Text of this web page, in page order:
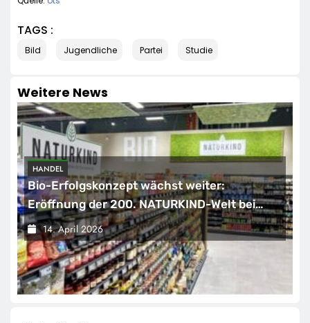
TAGS :
Bild Jugendliche Partei Studie
Weitere News
HANDEL
Bio-Erfolgskonzept wächst weiter:
Eröffnung der 200. NATURKIND-Welt bei
EDEKA
14. April 2026